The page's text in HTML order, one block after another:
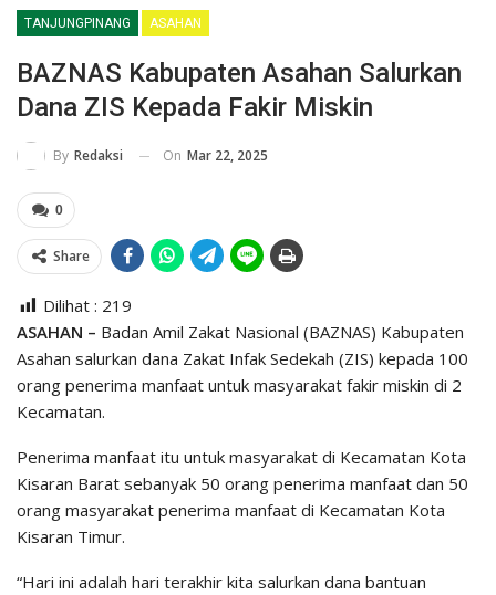
TANJUNGPINANG ASAHAN
BAZNAS Kabupaten Asahan Salurkan
Dana ZIS Kepada Fakir Miskin
By Redaksi On Mar 22, 2025
0
Share
Dilihat : 219
ASAHAN – Badan Amil Zakat Nasional (BAZNAS) Kabupaten
Asahan salurkan dana Zakat Infak Sedekah (ZIS) kepada 100
orang penerima manfaat untuk masyarakat fakir miskin di 2
Kecamatan.
Penerima manfaat itu untuk masyarakat di Kecamatan Kota
Kisaran Barat sebanyak 50 orang penerima manfaat dan 50
orang masyarakat penerima manfaat di Kecamatan Kota
Kisaran Timur.
“Hari ini adalah hari terakhir kita salurkan dana bantuan